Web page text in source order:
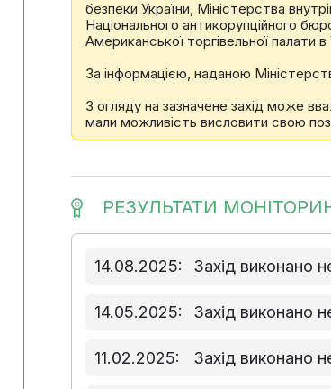
безпеки України, Міністерства
Національного антикорупційного
Американської торгівельної палати в
За інформацією, наданою
З огляду на зазначене захід може
мали можливість висловити свою
РЕЗУЛЬТАТИ
14.08.2025: Захід виконано
14.05.2025: Захід виконано
11.02.2025: Захід виконано